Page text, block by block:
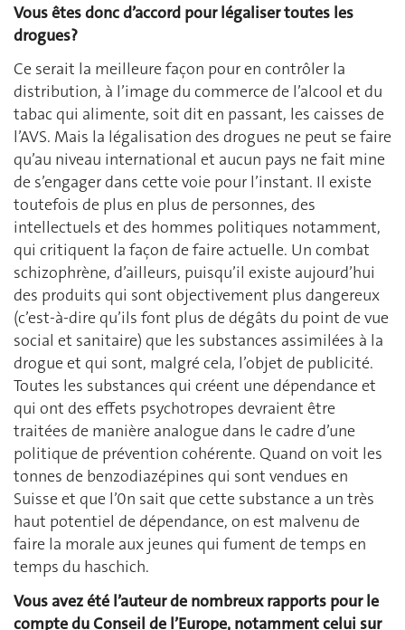
Vous êtes donc d’accord pour légaliser toutes les
drogues?
Ce serait la meilleure façon pour en contrôler la
distribution, à l’image du commerce de l’alcool et du
tabac qui alimente, soit dit en passant, les caisses de
l’AVS. Mais la légalisation des drogues ne peut se faire
qu’au niveau international et aucun pays ne fait mine
de s’engager dans cette voie pour l’instant. Il existe
toutefois de plus en plus de personnes, des
intellectuels et des hommes politiques notamment,
qui critiquent la façon de faire actuelle. Un combat
schizophrène, d’ailleurs, puisqu’il existe aujourd’hui
des produits qui sont objectivement plus dangereux
(c’est-à-dire qu’ils font plus de dégâts du point de vue
social et sanitaire) que les substances assimilées à la
drogue et qui sont, malgré cela, l’objet de publicité.
Toutes les substances qui créent une dépendance et
qui ont des effets psychotropes devraient être
traitées de manière analogue dans le cadre d’une
politique de prévention cohérente. Quand on voit les
tonnes de benzodiazépines qui sont vendues en
Suisse et que l’0n sait que cette substance a un très
haut potentiel de dépendance, on est malvenu de
faire la morale aux jeunes qui fument de temps en
temps du haschich.
Vous avez été l’auteur de nombreux rapports pour le
compte du Conseil de l’Europe, notamment celui sur